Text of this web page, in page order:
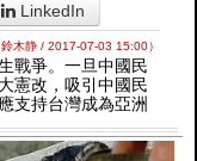
LinkedIn
鈴木静 / 2017-07-03 15:00）
戰爭。一旦中國民
憲改，吸引中國民
支持台灣成為亞洲